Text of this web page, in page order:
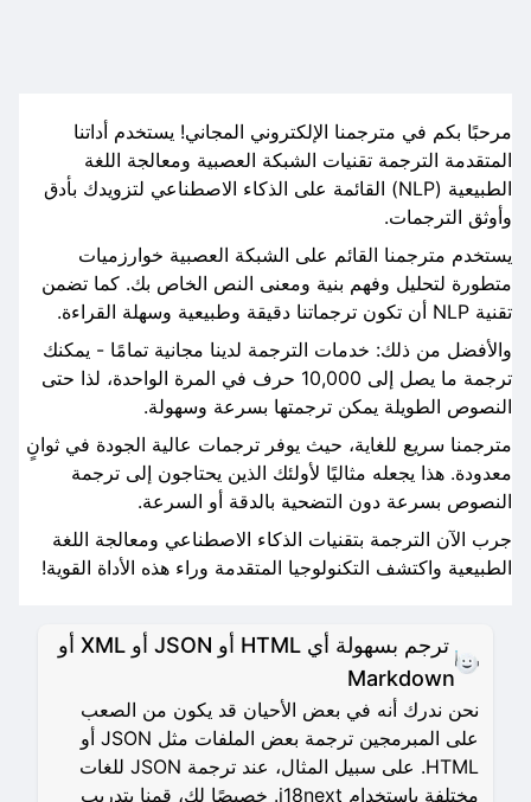
مرحبًا بكم في مترجمنا الإلكتروني المجاني! يستخدم أداتنا
المتقدمة الترجمة تقنيات الشبكة العصبية ومعالجة اللغة
الطبيعية (NLP) القائمة على الذكاء الاصطناعي لتزويدك بأدق
وأوثق الترجمات.
يستخدم مترجمنا القائم على الشبكة العصبية خوارزميات
متطورة لتحليل وفهم بنية ومعنى النص الخاص بك. كما تضمن
تقنية NLP أن تكون ترجماتنا دقيقة وطبيعية وسهلة القراءة.
والأفضل من ذلك: خدمات الترجمة لدينا مجانية تمامًا - يمكنك
ترجمة ما يصل إلى 10,000 حرف في المرة الواحدة، لذا حتى
النصوص الطويلة يمكن ترجمتها بسرعة وسهولة.
مترجمنا سريع للغاية، حيث يوفر ترجمات عالية الجودة في ثوانٍ
معدودة. هذا يجعله مثاليًا لأولئك الذين يحتاجون إلى ترجمة
النصوص بسرعة دون التضحية بالدقة أو السرعة.
جرب الآن الترجمة بتقنيات الذكاء الاصطناعي ومعالجة اللغة
الطبيعية واكتشف التكنولوجيا المتقدمة وراء هذه الأداة القوية!
ترجم بسهولة أي HTML أو JSON أو XML أو
Markdown
نحن ندرك أنه في بعض الأحيان قد يكون من الصعب
على المبرمجين ترجمة بعض الملفات مثل JSON أو
HTML. على سبيل المثال، عند ترجمة JSON للغات
مختلفة باستخدام i18next. خصيصًا لك، قمنا بتدريب